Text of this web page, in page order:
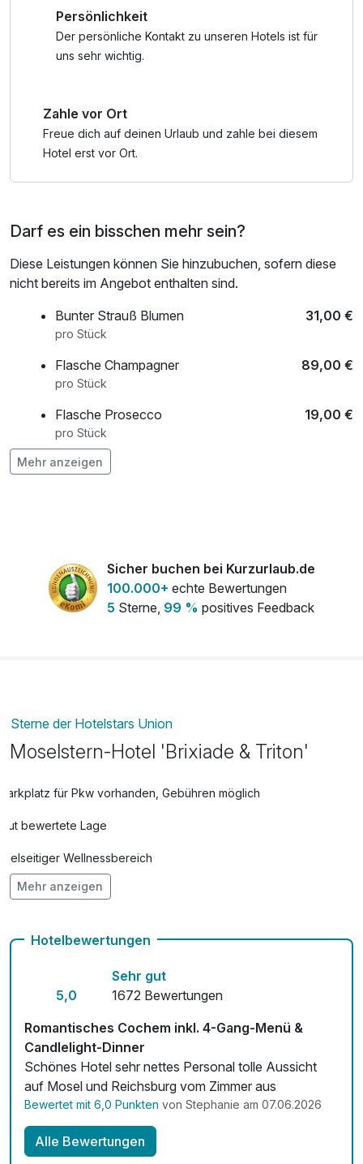
Persönlichkeit
Der persönliche Kontakt zu unseren Hotels ist für
uns sehr wichtig.
Zahle vor Ort
Freue dich auf deinen Urlaub und zahle bei diesem
Hotel erst vor Ort.
Darf es ein bisschen mehr sein?
Diese Leistungen können Sie hinzubuchen, sofern diese
nicht bereits im Angebot enthalten sind.
Bunter Strauß Blumen
31,00 €
pro Stück
Flasche Champagner 89,00 €
pro Stück
Flasche Prosecco 19,00 €
pro Stück
Flasche Rotwein
Flasche Weisswein 19,00 €
pro Stück
Strauß rote Rosen 39,00 €
Mehr anzeigen
Sicher buchen bei Kurzurlaub.de
100.000+ echte Bewertungen
5 Sterne, 99 % positives Feedback
Sterne der Hotelstars Union
Moselstern-Hotel 'Brixiade & Triton'
Parkplatz für Pkw vorhanden, Gebühren möglich
Gut bewertete Lage
Vielseitiger Wellnessbereich
Hunde im Hotel nicht erlaubt
Zimmerservice verfügbar
Mit Hotelbar
Mehr anzeigen
Hotelbewertungen
5,0
Sehr gut
1672 Bewertungen
Romantisches Cochem inkl. 4-Gang-Menü &
Candlelight-Dinner
Schönes Hotel sehr nettes Personal tolle Aussicht
auf Mosel und Reichsburg vom Zimmer aus
Bewertet mit 6,0 Punkten von Stephanie am 07.06.2026
Alle Bewertungen